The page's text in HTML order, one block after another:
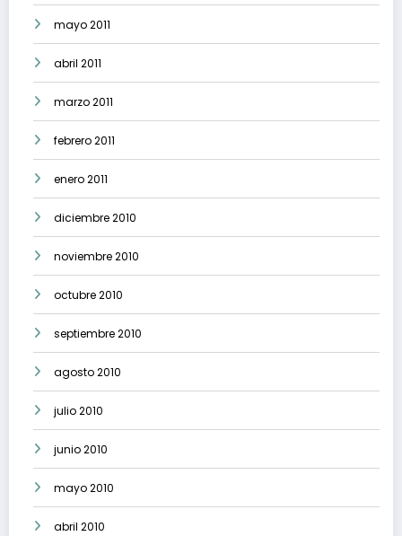
mayo 2011
abril 2011
marzo 2011
febrero 2011
enero 2011
diciembre 2010
noviembre 2010
octubre 2010
septiembre 2010
agosto 2010
julio 2010
junio 2010
mayo 2010
abril 2010